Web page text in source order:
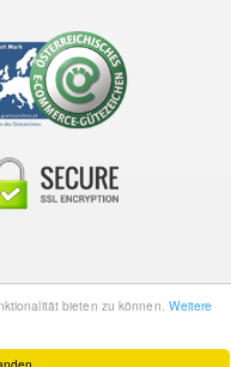
bieten zu können. Weitere